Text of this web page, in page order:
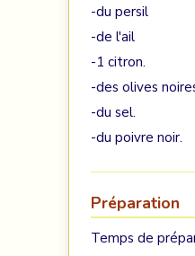
-du persil
-de l'ail
-1 citron.
-des olives
-du sel.
-du poivre noir.
Préparation
Temps de